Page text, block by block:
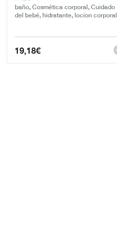
baño, Cosmética corporal, Cuidado
del bebé, hidratante, locion corporal
19,18€